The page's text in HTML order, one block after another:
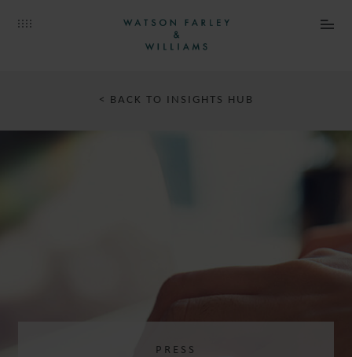
< BACK TO INSIGHTS HUB
PRESS